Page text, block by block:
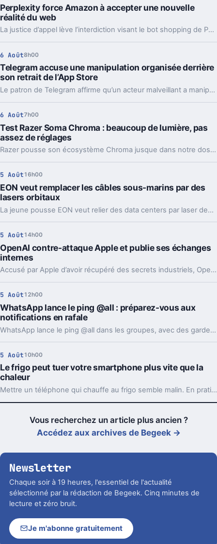
Perplexity force Amazon à accepter une nouvelle
réalité du web
La justice d’appel lève l’interdiction visant le bot shopping de Perplexity sur Amazon. Une victoire nette, mais loin d’être la fin du match.
6 Août8h00
Telegram accuse une manipulation organisée derrière
son retrait de l’App Store
Le patron de Telegram affirme qu’un acteur malveillant a manipulé les signalements pour faire retirer l’app par Apple. Un précédent qui inquiète vraiment.
6 Août7h00
Test Razer Soma Chroma : beaucoup de lumière, pas
assez de réglages
Razer pousse son écosystème Chroma jusque dans notre dos avec la Soma Chroma, une chaise gaming bardée de RGB et proposée à 529,99 euros. Spectaculaire dans un setup, confortable au quotidien, elle nous laisse pourtant un sentiment mitigé face à une ergonomie étonnamment peu personnalisable à ce niveau de prix.
5 Août 16h00
EON veut remplacer les câbles sous-marins par des
lasers orbitaux
La jeune pousse EON veut relier des data centers par laser depuis l’orbite. Une idée très ambitieuse, portée par l’explosion des besoins en IA.
5 Août 14h00
OpenAI contre-attaque Apple et publie ses échanges
internes
Accusé par Apple d’avoir récupéré des secrets industriels, OpenAI riposte avec des mails et des logs de chat. L’enjeu va bien au-delà du simple procès.
5 Août 12h00
WhatsApp lance le ping @all : préparez-vous aux
notifications en rafale
WhatsApp lance le ping @all dans les groupes, avec des garde-fous. Sondages et création de sous-groupes gagnent aussi en souplesse.
5 Août 10h00
Le frigo peut tuer votre smartphone plus vite que la
chaleur
Mettre un téléphone qui chauffe au frigo semble malin. En pratique, la condensation et le choc thermique peuvent l’abîmer bien plus vite.
Vous recherchez un article plus ancien ?
Accédez aux archives de Begeek →
Newsletter
Chaque soir à 19 heures, l'essentiel de l'actualité
sélectionné par la rédaction de Begeek. Cinq minutes de
lecture et zéro bruit.
Je m'abonne gratuitement